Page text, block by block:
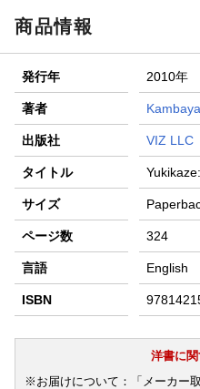
ラン）が当たる！
条件達成で楽天限定・宝塚
エントリー＆条件達成で『
袋が当たる！
商品情報
発行年 2010年
著者
出版社 VIZ LLC
タイトル
サイズ
ページ数 324
言語 English
ISBN
洋書に
※お届けについて：「メーカー